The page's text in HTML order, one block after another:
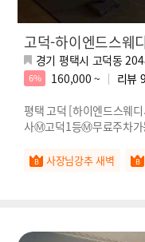
고덕-하이엔드스웨
경기 평택시 고덕동
6% 160,000 ~ 리뷰
평택 고덕 [하이엔드스웨
사Ⓜ️고덕1등Ⓜ️무료주차
사장님강추 새벽